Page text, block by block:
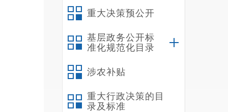
重大决策预公开
基层政务公开标
准化规范化目录
涉农补贴
重大行政决策的目
录及标准